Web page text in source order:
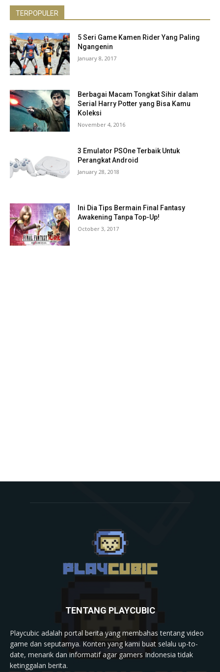
TERPOPULER
5 Seri Game Kamen Rider Yang Paling
Ngangenin
January 8, 2017
Berbagai Macam Tongkat Sihir dalam
Serial Harry Potter yang Bisa Kamu
Koleksi
November 4, 2016
3 Emulator PSOne Terbaik Untuk
Perangkat Android
January 28, 2018
Ini Dia Tips Bermain Final Fantasy
Awakening Tanpa Top-Up!
October 3, 2017
TENTANG PLAYCUBIC
Playcubic adalah portal berita yang membahas tentang video
game dan seputarnya. Konten yang kami buat selalu up-to-
date, menarik dan informatif agar gamers Indonesia tidak
ketinggalan berita.